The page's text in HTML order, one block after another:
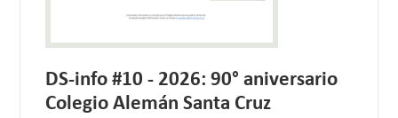
DS-info #10 - 2026: 90° aniversario
Colegio Alemán Santa Cruz